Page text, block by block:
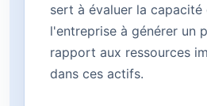
sert à évaluer la capacité
l'entreprise à générer un
rapport aux ressources
dans ces actifs.